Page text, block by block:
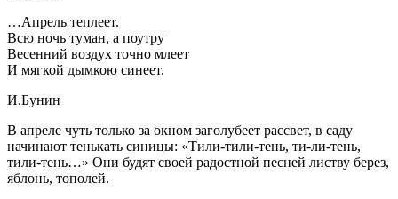
…Апрель теплеет.
Всю ночь туман, а поутру
Весенний воздух точно млеет
И мягкой дымкою синеет.
И.Бунин
В апреле чуть только за окном заголубеет рассвет, в саду
начинают тенькать синицы: «Тили-тили-тень, ти-ли-тень,
тили-тень…» Они будят своей радостной песней листву берез,
яблонь, тополей.